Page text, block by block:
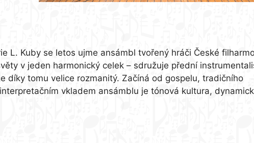
L. Kuby se letos ujme ansámbl tvořený hráči České
v jeden harmonický celek – sdružuje přední
díky tomu velice rozmanitý. Začíná od gospelu, tradičního
vkladem ansámblu je tónová kultura,